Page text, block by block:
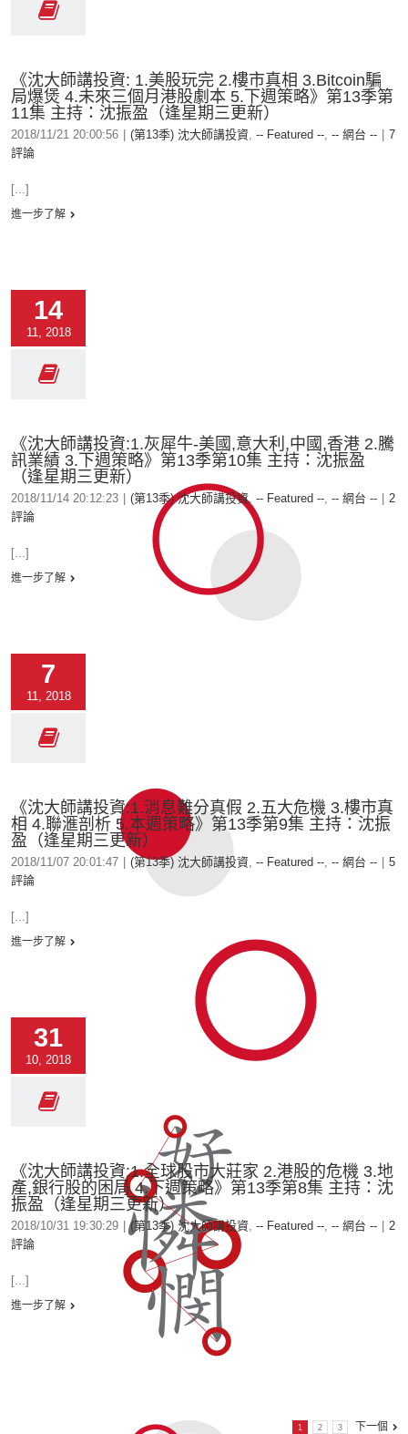
《沈大師講投資: 1.美股玩完 2.樓市真相 3.Bitcoin騙
局爆煲 4.未來三個月港股劇本 5.下週策略》第13季第
11集 主持：沈振盈（逢星期三更新）
2018/11/21 20:00:56 (第13季) 沈大師講投資, -- Featured --, -- 網台 --
7
評論
[...]
進一步了解
14
11, 2018
《沈大師講投資:1.灰犀牛-美國,意大利,中國,香港 2.騰
訊業績 3.下週策略》第13季第10集 主持：沈振盈
（逢星期三更新）
2018/11/14 20:12:23 (第13季) 沈大師講投資, -- Featured --, -- 網台 --
2
評論
[...]
進一步了解
7
11, 2018
《沈大師講投資:1.消息難分真假 2.五大危機 3.樓市真
相 4.聯滙剖析 5.本週策略》第13季第9集 主持：沈振
盈（逢星期三更新）
2018/11/07 20:01:47 (第13季) 沈大師講投資, -- Featured --, -- 網台 --
5
評論
[...]
進一步了解
31
10, 2018
《沈大師講投資:1.全球股市大莊家 2.港股的危機 3.地
產,銀行股的困局 4.下週策略》第13季第8集 主持：沈
振盈（逢星期三更新）
2018/10/31 19:30:29 (第13季) 沈大師講投資, -- Featured --, -- 網台 --
2
評論
[...]
進一步了解
1 2 3 下一個